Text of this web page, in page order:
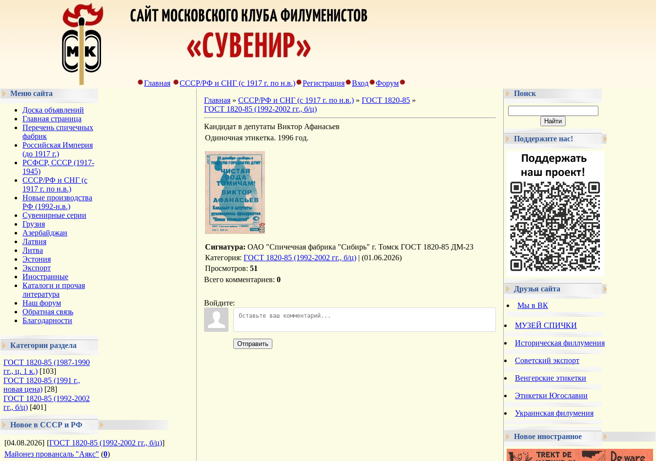
Главная СССР/РФ и СНГ (с 1917 г. по н.в.) Регистрация Вход
Форум
Меню сайта
Доска объявлений
Главная страница
Перечень спичечных
фабрик
Российская Империя
(до 1917 г.)
РСФСР, СССР (1917-
1945)
СССР/РФ и СНГ (с
1917 г. по н.в.)
Новые производства
РФ (1992-н.в.)
Сувенирные серии
Грузия
Азербайджан
Латвия
Литва
Эстония
Экспорт
Иностранные
Каталоги и прочая
литература
Наш форум
Обратная связь
Благодарности
Категории раздела
ГОСТ 1820-85 (1987-1990
гг., ц. 1 к.) [103]
ГОСТ 1820-85 (1991 г.,
новая цена) [28]
ГОСТ 1820-85 (1992-2002
гг., б/ц) [401]
Новое в СССР и РФ
[04.08.2026] [ГОСТ 1820-85 (1992-2002 гг., б/ц)]
Майонез провансаль "Аякс" (0)
Главная » СССР/РФ и СНГ (с 1917 г. по н.в.) » ГОСТ 1820-85 »
ГОСТ 1820-85 (1992-2002 гг., б/ц)
Кандидат в депутаты Виктор Афанасьев
Одиночная этикетка. 1996 год.
Сигнатура: ОАО "Спичечная фабрика "Сибирь" г. Томск ГОСТ 1820-85 ДМ-23
Категория: ГОСТ 1820-85 (1992-2002 гг., б/ц) | (01.06.2026)
Просмотров: 51
Всего комментариев: 0
Войдите:
Отправить
Поиск
Поддержите нас!
Друзья сайта
Мы в ВК
МУЗЕЙ СПИЧКИ
Историческая филлумения
Советский экспорт
Венгерские этикетки
Этикетки Югославии
Украинская филумения
Новое иностранное